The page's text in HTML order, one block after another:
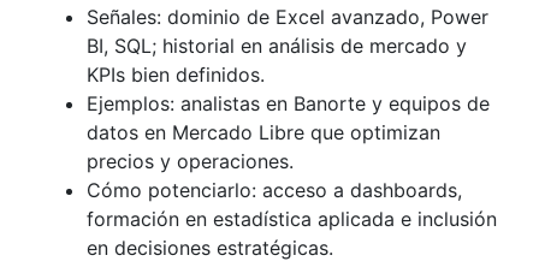
Señales: dominio de Excel avanzado, Power
BI, SQL; historial en análisis de mercado y
KPIs bien definidos.
Ejemplos: analistas en Banorte y equipos de
datos en Mercado Libre que optimizan
precios y operaciones.
Cómo potenciarlo: acceso a dashboards,
formación en estadística aplicada e inclusión
en decisiones estratégicas.